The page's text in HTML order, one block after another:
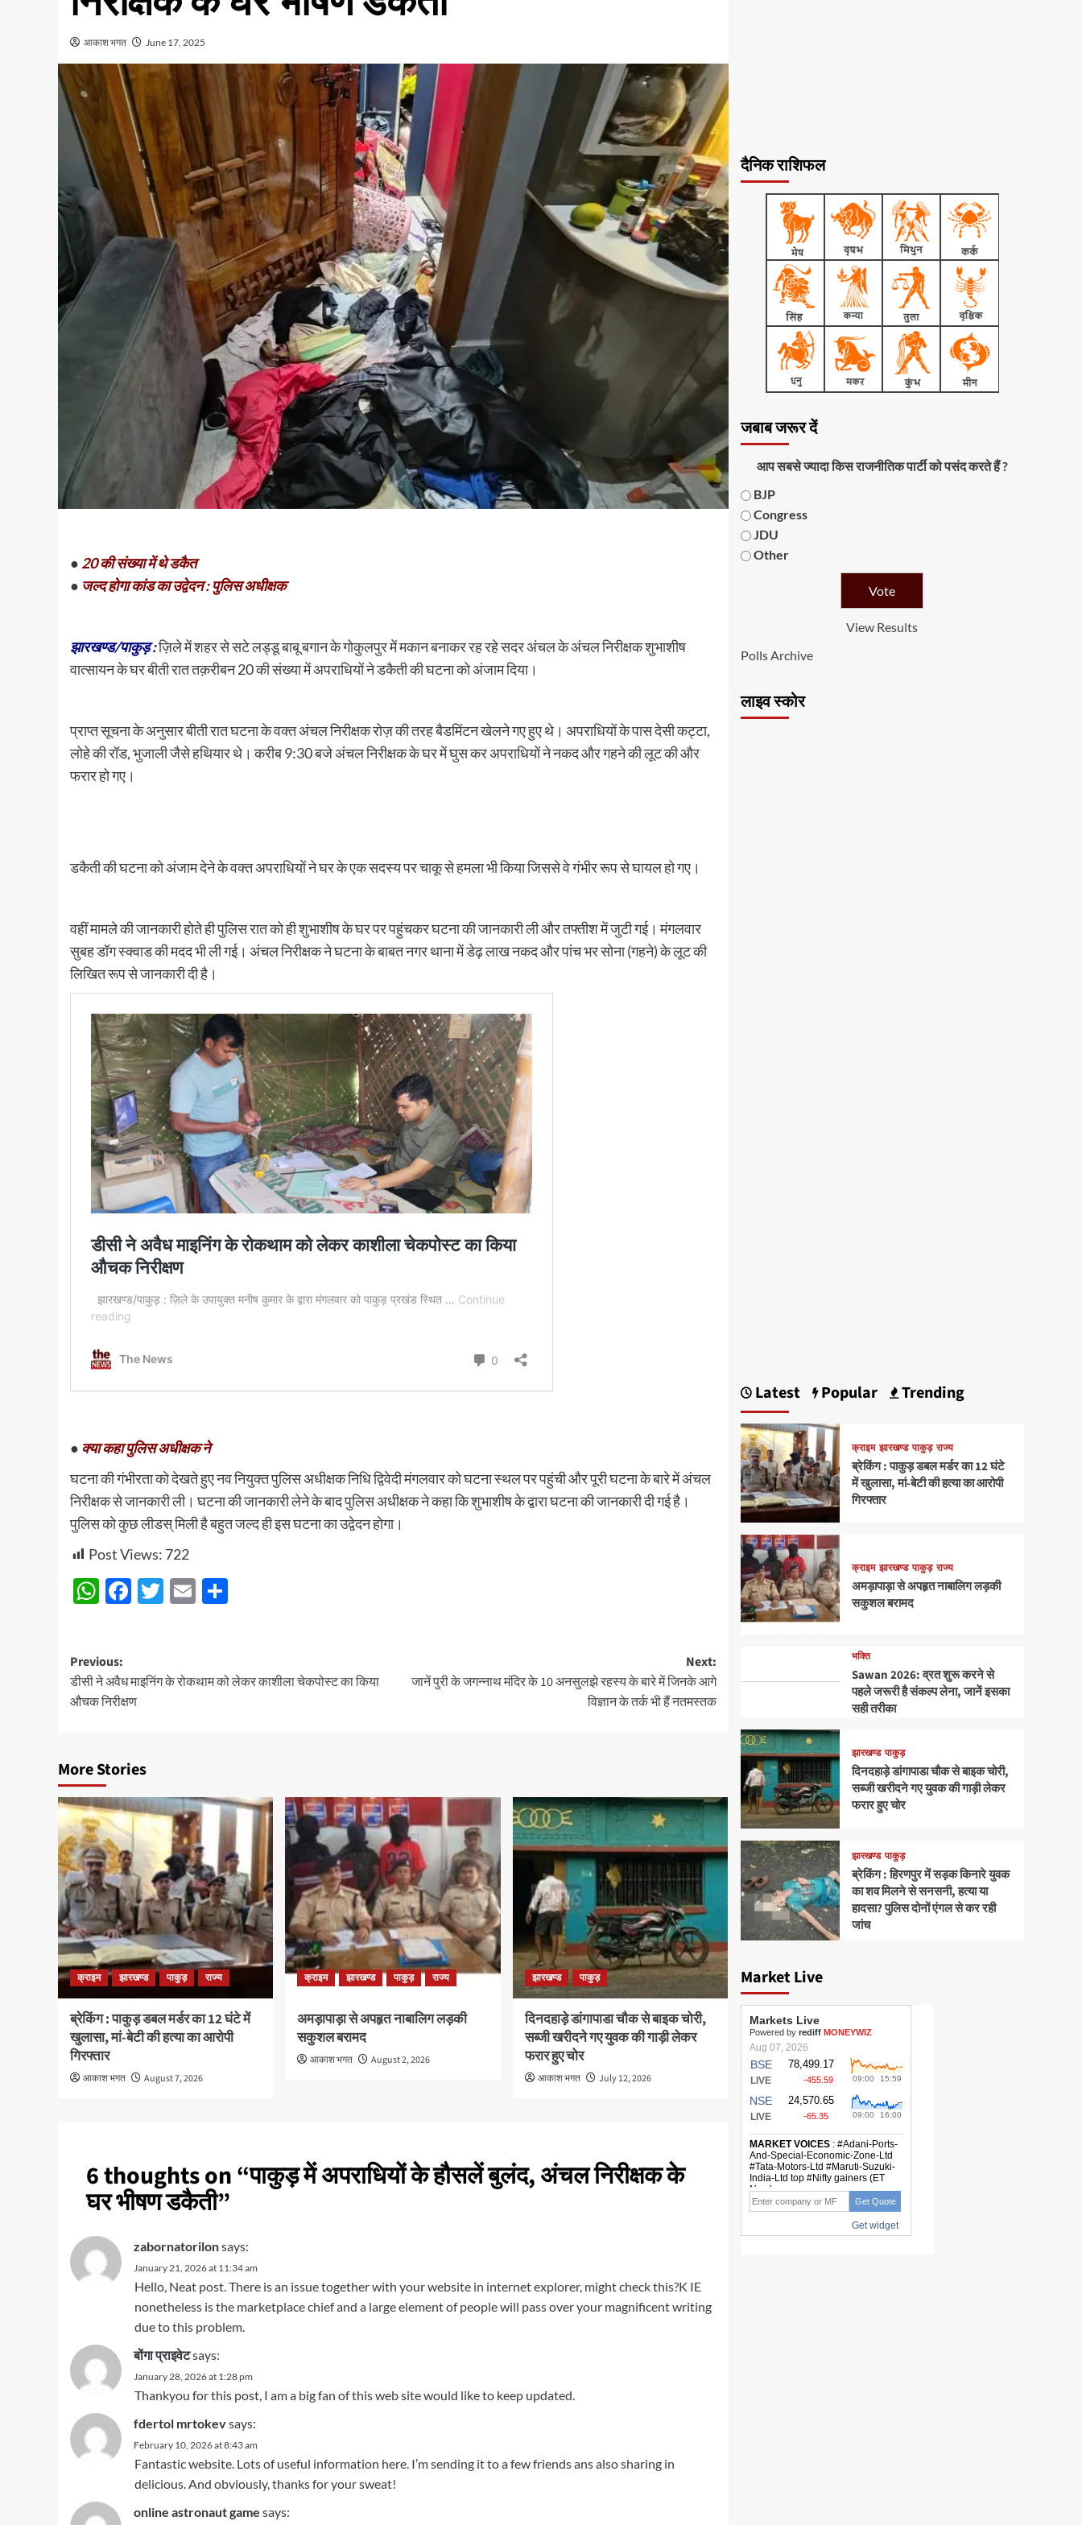
आकाश भगत June 17, 2025
● 20 की संख्या में थे डकैत
● जल्द होगा कांड का उद्वेदन : पुलिस अधीक्षक
झारखण्ड/पाकुड़ :ज़िले में शहर से सटे लड्डू बाबू बगान के गोकुलपुर में मकान बनाकर रह रहे सदर अंचल के अंचल निरीक्षक शुभाशीष
वात्सायन के घर बीती रात तक़रीबन 20 की संख्या में अपराधियों ने डकैती की घटना को अंजाम दिया।
प्राप्त सूचना के अनुसार बीती रात घटना के वक्त अंचल निरीक्षक रोज़ की तरह बैडमिंटन खेलने गए हुए थे। अपराधियों के पास देसी कट्टा,
लोहे की रॉड, भुजाली जैसे हथियार थे। करीब 9:30 बजे अंचल निरीक्षक के घर में घुस कर अपराधियों ने नकद और गहने की लूट की और
फरार हो गए।
डकैती की घटना को अंजाम देने के वक्त अपराधियों ने घर के एक सदस्य पर चाकू से हमला भी किया जिससे वे गंभीर रूप से घायल हो गए।
वहीं मामले की जानकारी होते ही पुलिस रात को ही शुभाशीष के घर पर पहुंचकर घटना की जानकारी ली और तफ्तीश में जुटी गई। मंगलवार
सुबह डॉग स्क्वाड की मदद भी ली गई। अंचल निरीक्षक ने घटना के बाबत नगर थाना में डेढ़ लाख नकद और पांच भर सोना (गहने) के लूट की
लिखित रूप से जानकारी दी है।
● क्या कहा पुलिस अधीक्षक ने
घटना की गंभीरता को देखते हुए नव नियुक्त पुलिस अधीक्षक निधि द्विवेदी मंगलवार को घटना स्थल पर पहुंची और पूरी घटना के बारे में अंचल
निरीक्षक से जानकारी ली। घटना की जानकारी लेने के बाद पुलिस अधीक्षक ने कहा कि शुभाशीष के द्वारा घटना की जानकारी दी गई है।
पुलिस को कुछ लीडस् मिली है बहुत जल्द ही इस घटना का उद्वेदन होगा।
Post Views: 722
WhatsApp
Facebook
Twitter
Email
Post
navigation
Previous:
डीसी ने अवैध माइनिंग के रोकथाम को लेकर काशीला चेकपोस्ट का किया
औचक निरीक्षण
Next:
जानें पुरी के जगन्नाथ मंदिर के 10 अनसुलझे रहस्य के बारे में जिनके आगे
विज्ञान के तर्क भी हैं नतमस्तक
More Stories
क्राइम झारखण्ड पाकुड़ राज्य
ब्रेकिंग : पाकुड़ डबल मर्डर का 12 घंटे में
खुलासा, मां-बेटी की हत्या का आरोपी
गिरफ्तार
आकाश भगत August 7, 2026
क्राइम झारखण्ड पाकुड़ राज्य
अमड़ापाड़ा से अपहृत नाबालिग लड़की
सकुशल बरामद
आकाश भगत August 2, 2026
झारखण्ड पाकुड़
दिनदहाड़े डांगापाडा चौक से बाइक चोरी,
सब्जी खरीदने गए युवक की गाड़ी लेकर
फरार हुए चोर
आकाश भगत July 12, 2026
6 thoughts on “पाकुड़ में अपराधियों के हौसलें बुलंद, अंचल निरीक्षक के
घर भीषण डकैती”
zabornatorilonsays:
January 21, 2026 at 11:34 am
Hello, Neat post. There is an issue together with your website in internet explorer, might check this?K IE
nonetheless is the marketplace chief and a large element of people will pass over your magnificent writing
due to this problem.
बोंगा प्राइवेटsays:
January 28, 2026 at 1:28 pm
Thankyou for this post, I am a big fan of this web site would like to keep updated.
fdertol mrtokevsays:
February 10, 2026 at 8:43 am
Fantastic website. Lots of useful information here. I’m sending it to a few friends ans also sharing in
delicious. And obviously, thanks for your sweat!
online astronaut game says:
दैनिक राशिफल
जबाब जरूर दें
आप सबसे ज्यादा किस राजनीतिक पार्टी को पसंद करते हैं ?
BJP
Congress
JDU
Other
View Results
Polls Archive
लाइव स्कोर
Latest Popular Trending
क्राइम झारखण्ड पाकुड़ राज्य
ब्रेकिंग : पाकुड़ डबल मर्डर का 12 घंटे
में खुलासा, मां-बेटी की हत्या का आरोपी
गिरफ्तार
क्राइम झारखण्ड पाकुड़ राज्य
अमड़ापाड़ा से अपहृत नाबालिग लड़की
सकुशल बरामद
भक्ति
Sawan 2026: व्रत शुरू करने से
पहले जरूरी है संकल्प लेना, जानें इसका
सही तरीका
झारखण्ड पाकुड़
दिनदहाड़े डांगापाडा चौक से बाइक चोरी,
सब्जी खरीदने गए युवक की गाड़ी लेकर
फरार हुए चोर
झारखण्ड पाकुड़
ब्रेकिंग : हिरणपुर में सड़क किनारे युवक
का शव मिलने से सनसनी, हत्या या
हादसा? पुलिस दोनों एंगल से कर रही
जांच
Market Live